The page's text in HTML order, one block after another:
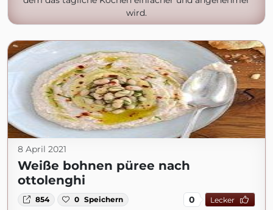
wird.
8 April 2021
Weiße bohnen püree nach
ottolenghi
854 0 Speichern 0 Lecker